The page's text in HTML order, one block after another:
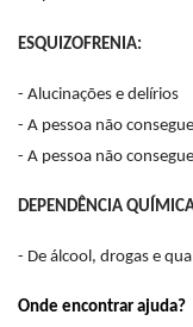
ESQUIZOFRENIA:
- Alucinações e delírios
- A pessoa não
- A pessoa não
DEPENDÊNCIA
- De álcool, drogas e
Onde encontrar ajuda?